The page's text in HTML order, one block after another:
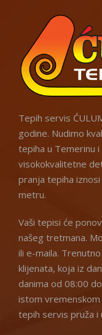
Tepih servis
godine. Nudimo
tepiha u Temerinu
visokokvalitetne
pranja tepiha
metru.
Vaši tepisi će
našeg tretmana.
ili e-maila.
klijenata, koja iz
danima od 08:00
istom vremenskom
tepih servis pruža i